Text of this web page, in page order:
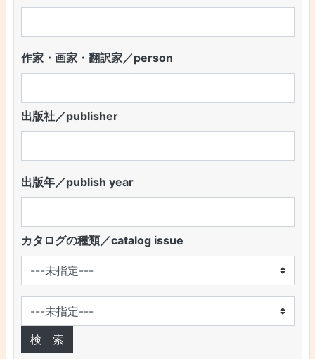
作家・画家・翻訳家／person
出版社／publisher
出版年／publish year
カタログの種類／catalog issue